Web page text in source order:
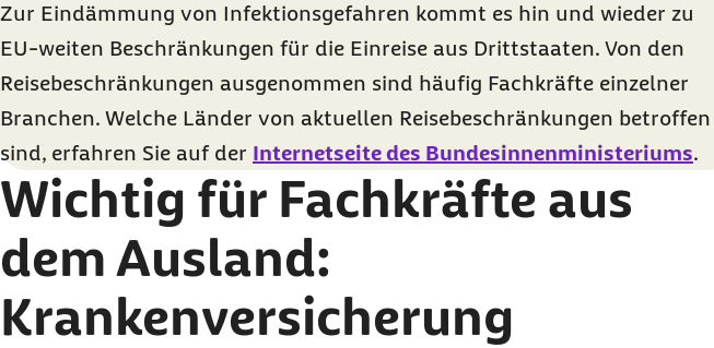
Zur Eindämmung von Infektionsgefahren kommt es hin und wieder zu
EU-weiten Beschränkungen für die Einreise aus Drittstaaten. Von den
Reisebeschränkungen ausgenommen sind häufig Fachkräfte einzelner
Branchen. Welche Länder von aktuellen Reisebeschränkungen betroffen
sind, erfahren Sie auf der Internetseite des Bundesinnenministeriums.
Wichtig für Fachkräfte aus
dem Ausland:
Krankenversicherung